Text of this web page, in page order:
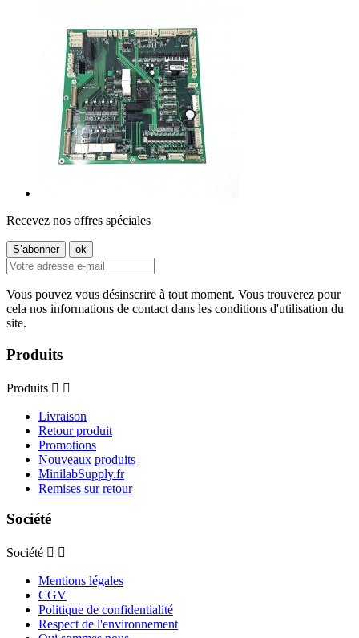
Recevez nos offres spéciales
Vous pouvez vous désinscrire à tout moment. Vous trouverez pour
cela nos informations de contact dans les conditions d'utilisation du
site.
Produits
Produits  
Livraison
Retour produit
Promotions
Nouveaux produits
MinilabSupply.fr
Remises sur retour
Société
Société  
Mentions légales
CGV
Politique de confidentialité
Respect de l'environnement